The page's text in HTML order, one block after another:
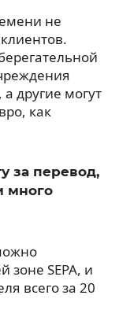
не
а другие могут
как
за перевод,
много
зоне SEPA, и
всего за 20